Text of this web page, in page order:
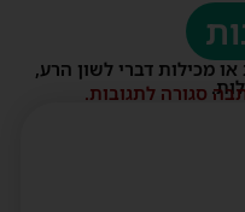
מכילות דברי לשון הרע,
סגורה לתגובות.